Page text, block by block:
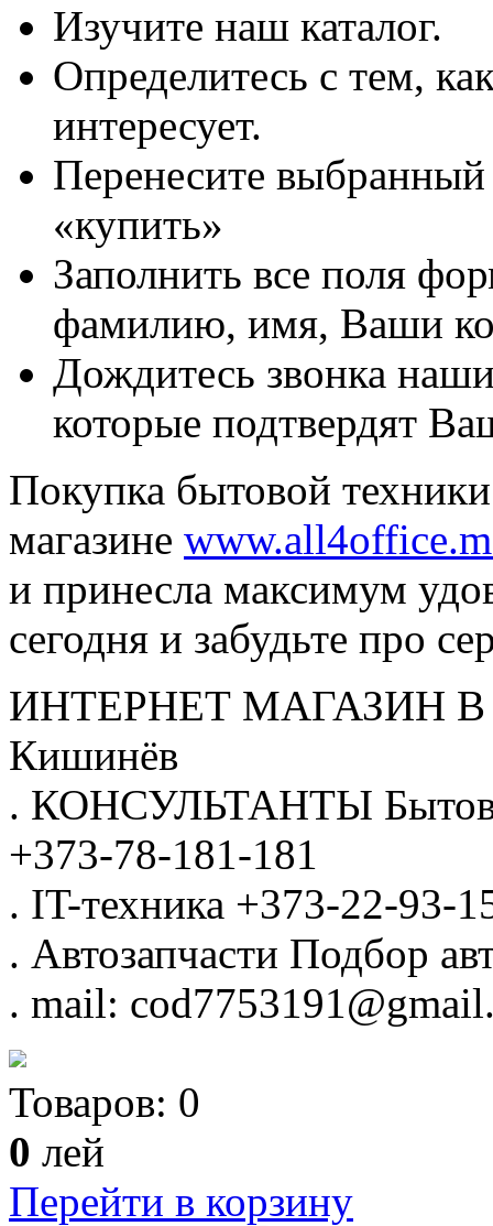
Изучите наш каталог.
Определитесь с тем,
интересует.
Перенесите
«купить»
Заполнить все поля
фамилию, имя, Ваши
Дождитесь звонка
которые подтвердят
Покупка бытовой
магазине
и принесла максимум
сегодня и забудьте про
ИНТЕРНЕТ МАГАЗИН
Кишинёв
. КОНСУЛЬТАНТЫ
+373-78-181-181
. IT-техника +373-22-93-
. Автозапчасти Подбор
. mail:
Товаров: 0
0 лей
Перейти в корзину